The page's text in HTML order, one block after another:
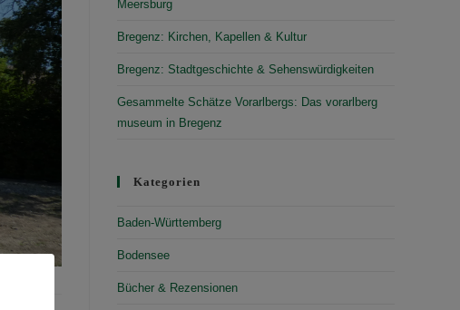
Meersburg
Bregenz: Kirchen, Kapellen & Kultur
Bregenz: Stadtgeschichte & Sehenswürdigkeiten
Gesammelte Schätze Vorarlbergs: Das vorarlberg
museum in Bregenz
Kategorien
Baden-Württemberg
Bodensee
Bücher & Rezensionen